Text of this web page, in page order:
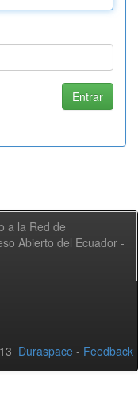
a la Red de
Abierto del Ecuador -
Duraspace - Feedback